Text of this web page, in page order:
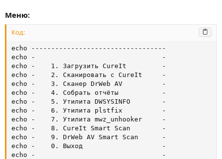
Меню:
Код:
echo ----------------------------------
echo -                                -
echo -    1. Загрузить CureIt         -
echo -    2. Сканировать с CureIt     -
echo -    3. Сканер DrWeb AV          -
echo -    4. Собрать отчёты           -
echo -    5. Утилита DWSYSINFO        -
echo -    6. Утилита plstfix          -
echo -    7. Утилита mwz_unhooker     -
echo -    8. CureIt Smart Scan        -
echo -    9. DrWeb AV Smart Scan      -
echo -    0. Выход                    -
echo -                                -